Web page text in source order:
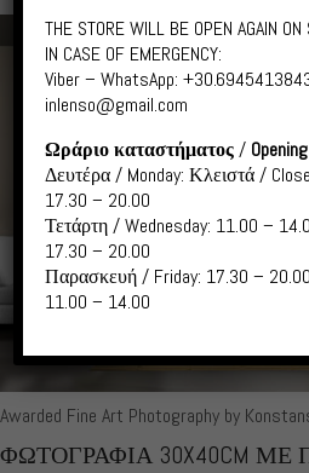
Awarded Fine Art Photography by
ΦΩΤΟΓΡΑΦΙΑ 30X40CM
THE STORE WILL BE OPEN AGAIN
IN CASE OF EMERGENCY:
Viber – WhatsApp:
inlenso@gmail.com
Ωράριο καταστήματος/
Δευτέρα / Monday: Κλειστά /
17.30 – 20.00
Τετάρτη / Wednesday: 11.00 –
17.30 – 20.00
Παρασκευή / Friday: 17.30 –
11.00 – 14.00